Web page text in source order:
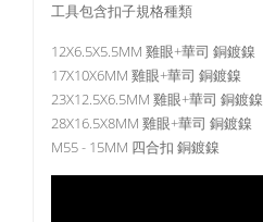
工具包含扣子規格種類
12X6.5X5.5MM 雞眼+華司 銅鍍鎳
17X10X6MM 雞眼+華司 銅鍍鎳
23X12.5X6.5MM 雞眼+華司 銅鍍鎳
28X16.5X8MM 雞眼+華司 銅鍍鎳
M55 - 15MM 四合扣 銅鍍鎳